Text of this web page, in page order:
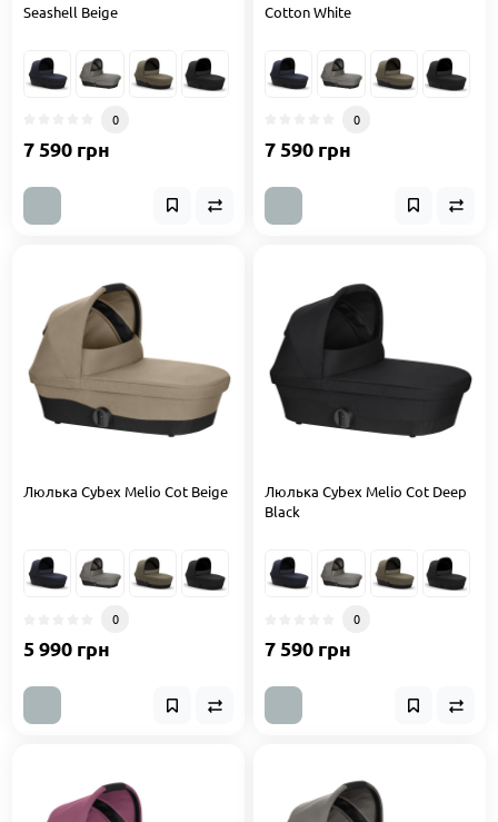
Seashell Beige
0
7 590 грн
Cotton White
0
7 590 грн
Люлька Cybex Melio Cot Beige
0
5 990 грн
Люлька Cybex Melio Cot Deep
Black
0
7 590 грн